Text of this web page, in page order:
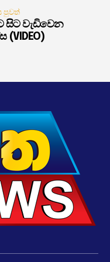
පුවත්
සිට වැඩිවෙන
(VIDEO)